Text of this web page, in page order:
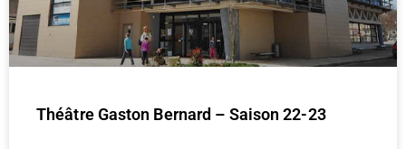
Théâtre Gaston Bernard – Saison 22-23